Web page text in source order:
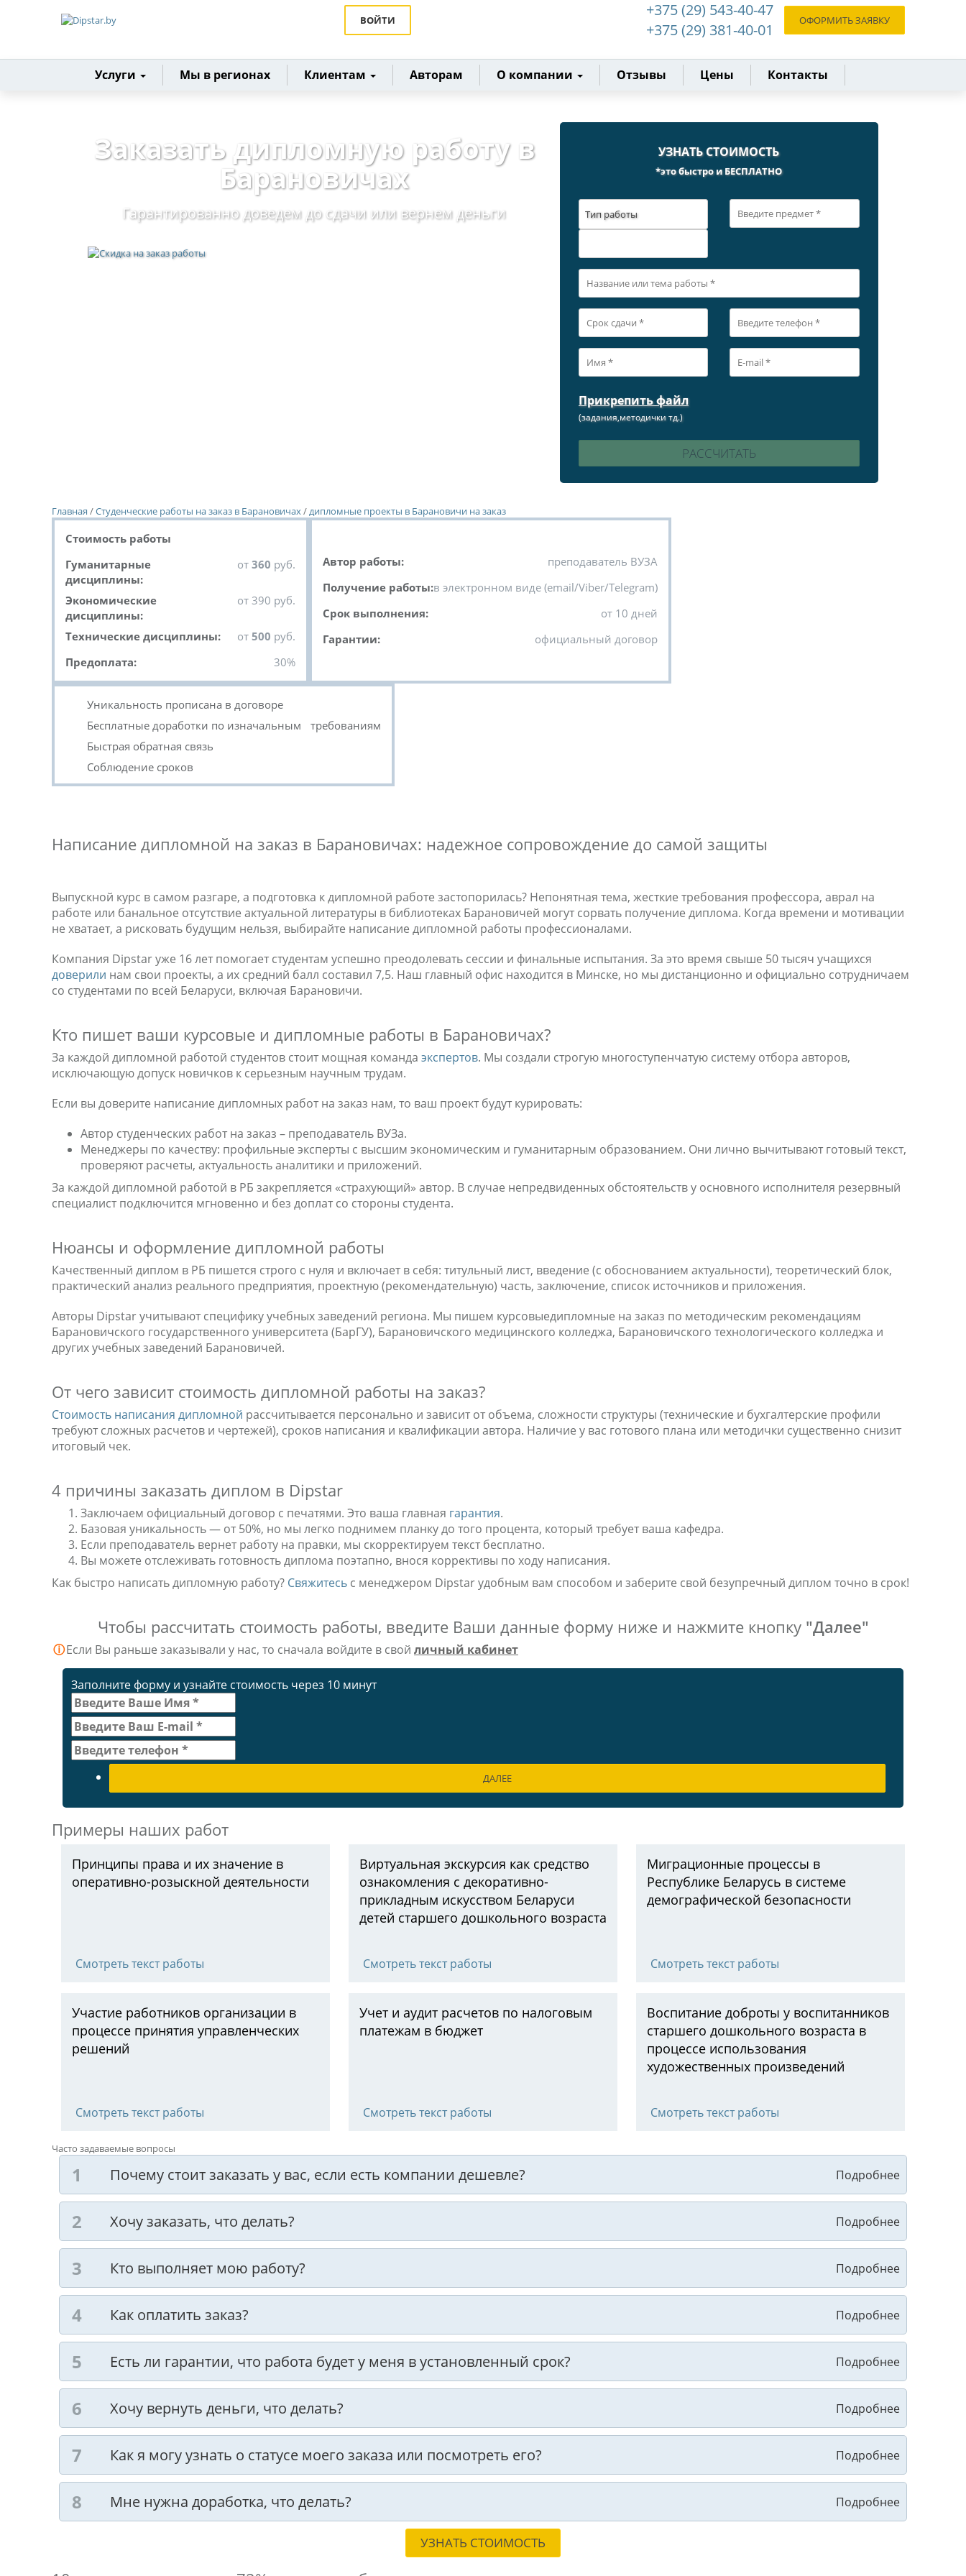
ВОЙТИ
+375 (29) 543-40-47
+375 (29) 381-40-01
ОФОРМИТЬ ЗАЯВКУ
Главная
Услуги Мы в регионах Клиентам Авторам О компании Отзывы Цены Контакты
Заказать дипломную работу в
Барановичах
Гарантированно доведем до сдачи или вернем деньги
УЗНАТЬ СТОИМОСТЬ
*это быстро и БЕСПЛАТНО
Тип работы
Прикрепить файл
(задания,методички тд.)
Главная /Студенческие работы на заказ в Барановичах/дипломные проекты в Барановичи на заказ
Стоимость работы
Гуманитарные
дисциплины:
от 360 руб.
Экономические
дисциплины:
от 390 руб.
Технические дисциплины: от 500 руб.
Предоплата:
30%
Автор работы:
преподаватель ВУЗА
Получение работы:в электронном виде (email/Viber/Telegram)
Срок выполнения:
от 10 дней
Гарантии:
официальный договор
Уникальность прописана в договоре
Бесплатные доработки по изначальным требованиям
Быстрая обратная связь
Соблюдение сроков
Написание дипломной на заказ в Барановичах: надежное сопровождение до самой защиты
Выпускной курс в самом разгаре, а подготовка к дипломной работе застопорилась? Непонятная тема, жесткие требования профессора, аврал на
работе или банальное отсутствие актуальной литературы в библиотеках Барановичей могут сорвать получение диплома. Когда времени и мотивации
не хватает, а рисковать будущим нельзя, выбирайте написание дипломной работы профессионалами.
Компания Dipstar уже 16 лет помогает студентам успешно преодолевать сессии и финальные испытания. За это время свыше 50 тысяч учащихся
доверили нам свои проекты, а их средний балл составил 7,5. Наш главный офис находится в Минске, но мы дистанционно и официально сотрудничаем
со студентами по всей Беларуси, включая Барановичи.
Кто пишет ваши курсовые и дипломные работы в Барановичах?
За каждой дипломной работой студентов стоит мощная команда экспертов. Мы создали строгую многоступенчатую систему отбора авторов,
исключающую допуск новичков к серьезным научным трудам.
Если вы доверите написание дипломных работ на заказ нам, то ваш проект будут курировать:
Автор студенческих работ на заказ – преподаватель ВУЗа.
Менеджеры по качеству: профильные эксперты с высшим экономическим и гуманитарным образованием. Они лично вычитывают готовый текст,
проверяют расчеты, актуальность аналитики и приложений.
За каждой дипломной работой в РБ закрепляется «страхующий» автор. В случае непредвиденных обстоятельств у основного исполнителя резервный
специалист подключится мгновенно и без доплат со стороны студента.
Нюансы и оформление дипломной работы
Качественный диплом в РБ пишется строго с нуля и включает в себя: титульный лист, введение (с обоснованием актуальности), теоретический блок,
практический анализ реального предприятия, проектную (рекомендательную) часть, заключение, список источников и приложения.
Авторы Dipstar учитывают специфику учебных заведений региона. Мы пишем курсовыедипломные на заказ по методическим рекомендациям
Барановичского государственного университета (БарГУ), Барановичского медицинского колледжа, Барановичского технологического колледжа и
других учебных заведений Барановичей.
От чего зависит стоимость дипломной работы на заказ?
Стоимость написания дипломной рассчитывается персонально и зависит от объема, сложности структуры (технические и бухгалтерские профили
требуют сложных расчетов и чертежей), сроков написания и квалификации автора. Наличие у вас готового плана или методички существенно снизит
итоговый чек.
4 причины заказать диплом в Dipstar
Заключаем официальный договор с печатями. Это ваша главная гарантия.
Базовая уникальность — от 50%, но мы легко поднимем планку до того процента, который требует ваша кафедра.
Если преподаватель вернет работу на правки, мы скорректируем текст бесплатно.
Вы можете отслеживать готовность диплома поэтапно, внося коррективы по ходу написания.
Как быстро написать дипломную работу? Свяжитесь с менеджером Dipstar удобным вам способом и заберите свой безупречный диплом точно в срок!
Чтобы рассчитать стоимость работы, введите Ваши данные форму ниже и нажмите кнопку "Далее"
ⓘЕсли Вы раньше заказывали у нас, то сначала войдите в свой личный кабинет
Заполните форму и узнайте стоимость через 10 минут
ДАЛЕЕ
Примеры наших работ
Принципы права и их значение в
оперативно-розыскной деятельности
Смотреть текст работы
Виртуальная экскурсия как средство
ознакомления с декоративно-
прикладным искусством Беларуси
детей старшего дошкольного возраста
Смотреть текст работы
Миграционные процессы в
Республике Беларусь в системе
демографической безопасности
Смотреть текст работы
Участие работников организации в
процессе принятия управленческих
решений
Смотреть текст работы
Учет и аудит расчетов по налоговым
платежам в бюджет
Смотреть текст работы
Воспитание доброты у воспитанников
старшего дошкольного возраста в
процессе использования
художественных произведений
Смотреть текст работы
Часто задаваемые вопросы
Почему стоит заказать у вас, если есть компании дешевле?
Хочу заказать, что делать?
Кто выполняет мою работу?
Как оплатить заказ?
Есть ли гарантии, что работа будет у меня в установленный срок?
Хочу вернуть деньги, что делать?
Как я могу узнать о статусе моего заказа или посмотреть его?
Мне нужна доработка, что делать?
УЗНАТЬ СТОИМОСТЬ